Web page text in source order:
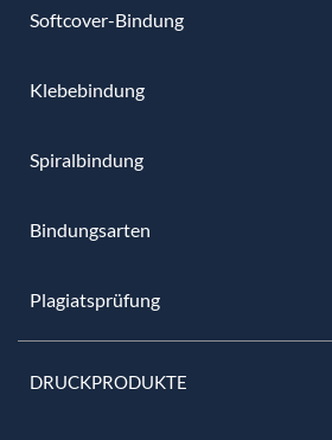
Softcover-Bindung
Klebebindung
Spiralbindung
Bindungsarten
Plagiatsprüfung
DRUCKPRODUKTE